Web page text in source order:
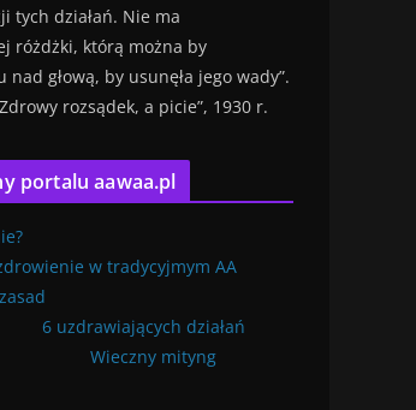
tych działań. Nie ma
różdżki, którą można by
nad głową, by usunęła jego wady”.
rozsądek, a picie”, 1930 r.
portalu aawaa.pl
w tradycyjmym AA
6 uzdrawiających działań
Wieczny mityng